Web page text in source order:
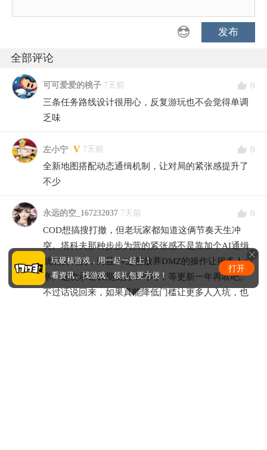
发布
全部评论
可可爱爱的桃子 7天前
0
三条任务路线设计很用心，反复游玩也不会觉得单调
乏味
左小宁 V 7天前
0
全新地图搭配动态通缉机制，让对局的紧张感提升了
不少
永远的空_167232037 7天前
0
COD想搞搜打撤，但老玩家都知道这俩节奏天生冲
突。塔科夫那种步步为营的紧张感不是靠加个AI通缉
就能复制的，而且IW之前放养DMZ的操作让很多人心
寒。这次承诺长期支持？呵呵，等更新一年再吹吧。
不过话说回来，如果真能降低门槛让更多人入坑，也
玩硬核游戏，用一起一起上！
看资讯、找游戏、领礼包更方便！
打开